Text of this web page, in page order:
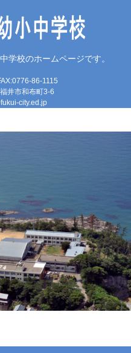
すのがっ
学校のホームページです。
86-1115
井市和布町3-6
city.ed.jp